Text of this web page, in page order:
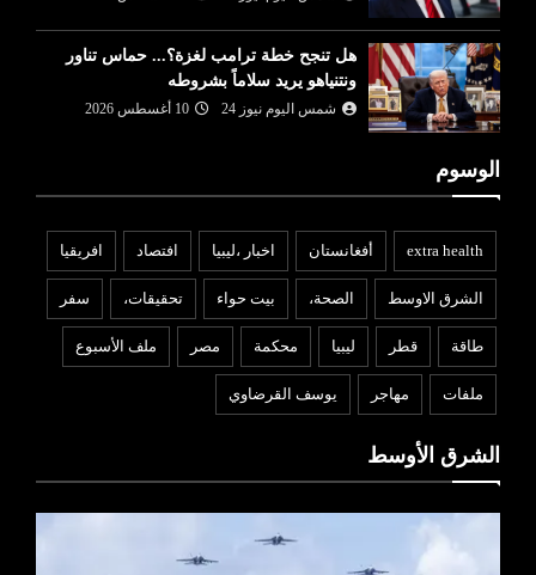
هل تنجح خطة ترامب لغزة؟... حماس تناور
ونتنياهو يريد سلاماً بشروطه
شمس اليوم نيوز 24 10 أغسطس 2026
الوسوم
extra health أفغانستان اخبار ،ليبيا افتصاد افريقيا
الشرق الاوسط الصحة، بيت حواء تحقيقات، سفر
طاقة قطر ليبيا محكمة مصر ملف الأسبوع
ملفات مهاجر يوسف القرضاوي
الشرق الأوسط